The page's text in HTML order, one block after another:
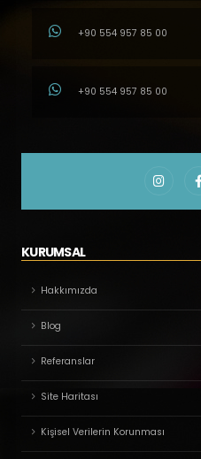
+90 554 957 85 00
+90 554 957 85 00
KURUMSAL
Hakkımızda
Blog
Referanslar
Site Haritası
Kişisel Verilerin Korunması